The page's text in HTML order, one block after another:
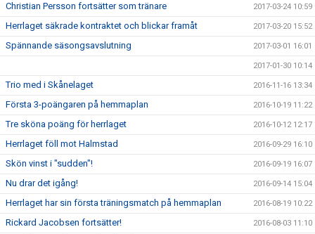
Christian Persson fortsätter som tränare 2017-03-24 10:59
Herrlaget säkrade kontraktet och blickar framåt 2017-03-20 15:52
Spännande säsongsavslutning 2017-03-01 16:01
2017-01-30 10:14
Trio med i Skånelaget 2016-11-16 13:34
Första 3-poängaren på hemmaplan 2016-10-19 11:22
Tre sköna poäng för herrlaget 2016-10-12 12:17
Herrlaget föll mot Halmstad 2016-09-29 16:10
Skön vinst i "sudden"! 2016-09-19 16:07
Nu drar det igång! 2016-09-14 15:04
Herrlaget har sin första träningsmatch på hemmaplan 2016-08-19 10:22
Rickard Jacobsen fortsätter! 2016-08-03 11:10